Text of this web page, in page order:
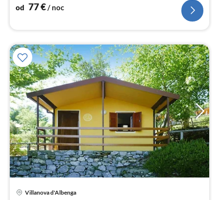
od 77€ / noc
Villanova d'Albenga